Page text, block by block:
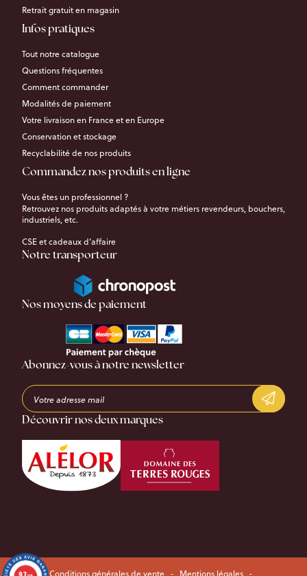
Retrait gratuit en magasin
Infos pratiques
Tout notre catalogue
Questions fréquentes
Comment commander
Modalités de paiement
Votre livraison en France et en Europe
Conservation et stockage
Recyclabilité de nos produits
Commandez nos produits en ligne
Vous êtes un professionnel ?
Retrouvez nos produits adaptés à votre métiers revendeurs, bouchers,
industriels, etc.
CSE et cadeaux d’affaire
Notre transporteur
Nos moyens de paiement
Abonnez-vous à notre newsletter
Découvrir nos deux marques
Conditions générales de vente - Mentions légales -